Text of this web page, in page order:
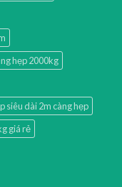
hẹp 2000kg
siêu dài 2m càng hẹp
giá rẻ